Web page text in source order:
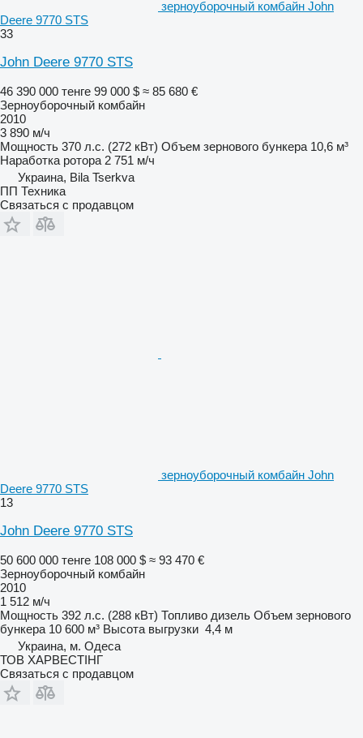
зерноуборочный комбайн John
Deere 9770 STS
33
John Deere 9770 STS
46 390 000 тенге 99 000 $ ≈ 85 680 €
Зерноуборочный комбайн
2010
3 890 м/ч
Мощность 370 л.с. (272 кВт) Объем зернового бункера 10,6 м³
Наработка ротора 2 751 м/ч
Украина, Bila Tserkva
ПП Техника
Связаться с продавцом
зерноуборочный комбайн John
Deere 9770 STS
13
John Deere 9770 STS
50 600 000 тенге 108 000 $ ≈ 93 470 €
Зерноуборочный комбайн
2010
1 512 м/ч
Мощность 392 л.с. (288 кВт) Топливо дизель Объем зернового
бункера 10 600 м³ Высота выгрузки 4,4 м
Украина, м. Одеса
ТОВ ХАРВЕСТІНГ
Связаться с продавцом